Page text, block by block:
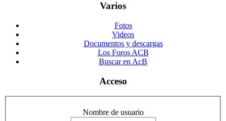
Varios
Fotos
Videos
Documentos y descargas
Los Foros ACB
Buscar en AcB
Acceso
Nombre de usuario